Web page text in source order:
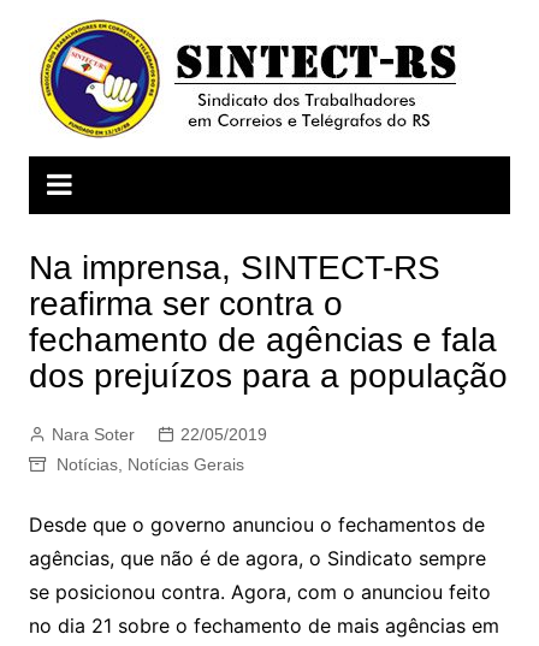
conteúdo
Na imprensa, SINTECT-RS
reafirma ser contra o
fechamento de agências e fala
dos prejuízos para a população
Nara Soter
22/05/2019
Notícias, Notícias Gerais
Desde que o governo anunciou o fechamentos de
agências, que não é de agora, o Sindicato sempre
se posicionou contra. Agora, com o anunciou feito
no dia 21 sobre o fechamento de mais agências em